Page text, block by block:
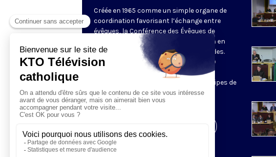
Créée en 1965 comme un simple organe de
coordination favorisant l’échange entre
évêques, la Conférence des Évêques de
France (CEF) se réunit deux fois par an en
Assemblée Plénière, en général à Lourdes.
C’est l’occasion pour ses quelques 120
membres de débattre sur des sujets
sociétaux, sociaux et éthiques. Les équipes de
KTO ne manquent pas de couvrir
l'événement.